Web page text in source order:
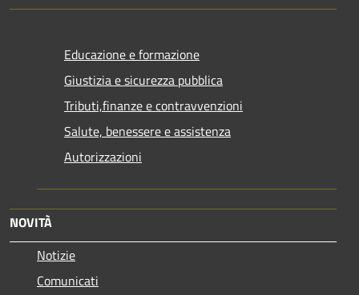
Educazione e formazione
Giustizia e sicurezza pubblica
Tributi,finanze e contravvenzioni
Salute, benessere e assistenza
Autorizzazioni
NOVITÀ
Notizie
Comunicati